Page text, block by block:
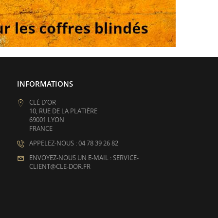
INFORMATIONS
CLÉ D'OR
10, RUE DE LA PLATIÈRE
69001 LYON
FRANCE
APPELEZ-NOUS : 04 78 39 26 82
ENVOYEZ-NOUS UN E-MAIL : SERVICE-
CLIENT@CLE-DOR.FR